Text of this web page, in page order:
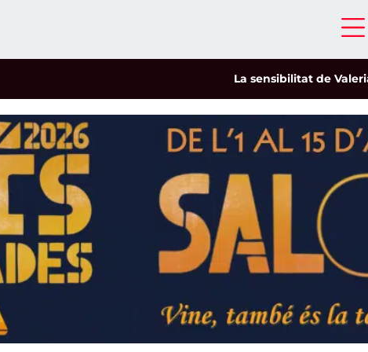
La sensibilitat de Valeria